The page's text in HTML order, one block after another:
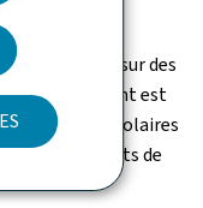
installés sur des
produisent est
panneaux solaires
des bâtiments de